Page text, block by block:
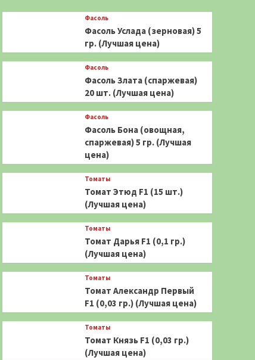
Фасоль
Фасоль Услада (зерновая) 5
гр. (Лучшая цена)
Фасоль
Фасоль Злата (спаржевая)
20 шт. (Лучшая цена)
Фасоль
Фасоль Бона (овощная,
спаржевая) 5 гр. (Лучшая
цена)
Томаты
Томат Этюд F1 (15 шт.)
(Лучшая цена)
Томаты
Томат Дарья F1 (0,1 гр.)
(Лучшая цена)
Томаты
Томат Александр Первый
F1 (0,03 гр.) (Лучшая цена)
Томаты
Томат Князь F1 (0,03 гр.)
(Лучшая цена)